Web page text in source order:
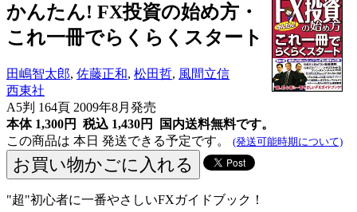
かんたん! FX投資の始め方・
これ一冊でらくらくスタート
田嶋智太郎, 佐藤正和, 松田哲, 風間立信
西東社
A5判 164頁 2009年8月発売
本体 1,300円 税込 1,430円
国内送料無料です。
この商品は 本日 発送できる予定です。 (発送可能時期について)
"超"初心者に一番やさしいFXガイドブック！